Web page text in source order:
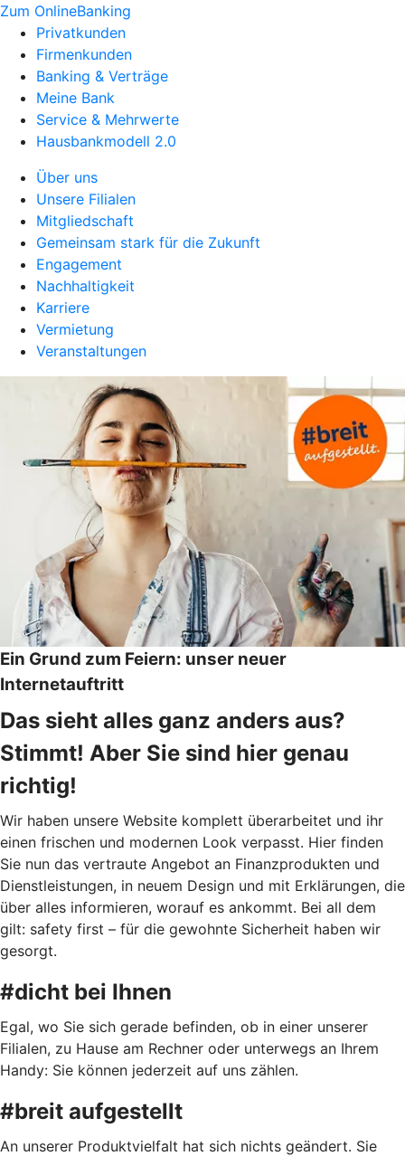
Zum OnlineBanking
Privatkunden
Firmenkunden
Banking & Verträge
Meine Bank
Service & Mehrwerte
Hausbankmodell 2.0
Über uns
Unsere Filialen
Mitgliedschaft
Gemeinsam stark für die Zukunft
Engagement
Nachhaltigkeit
Karriere
Vermietung
Veranstaltungen
Ein Grund zum Feiern: unser neuer
Internetauftritt
Das sieht alles ganz anders aus?
Stimmt! Aber Sie sind hier genau
richtig!
Wir haben unsere Website komplett überarbeitet und ihr
einen frischen und modernen Look verpasst. Hier finden
Sie nun das vertraute Angebot an Finanzprodukten und
Dienstleistungen, in neuem Design und mit Erklärungen, die
über alles informieren, worauf es ankommt. Bei all dem
gilt: safety first – für die gewohnte Sicherheit haben wir
gesorgt.
#dicht bei Ihnen
Egal, wo Sie sich gerade befinden, ob in einer unserer
Filialen, zu Hause am Rechner oder unterwegs an Ihrem
Handy: Sie können jederzeit auf uns zählen.
#breit aufgestellt
An unserer Produktvielfalt hat sich nichts geändert. Sie